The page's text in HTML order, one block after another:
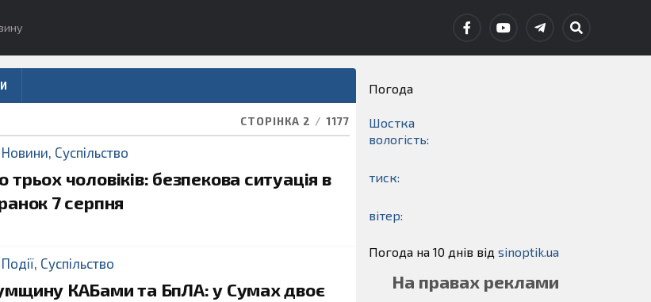
СТОРІНКА 2 / 1177
Новини, Суспільство
чоловіків: безпекова ситуація в
7 серпня
Події, Суспільство
КАБами та БпЛА: у Сумах двоє
Погода
Шостка
вологість:
тиск:
вітер:
Погода на 10 днів від sinoptik.ua
На правах реклами